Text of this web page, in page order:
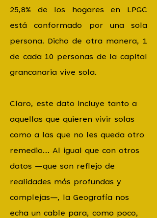
25,8% de los hogares en LPGC
está conformado por una sola
persona. Dicho de otra manera, 1
de cada 10 personas de la capital
grancanaria vive sola.
Claro, este dato incluye tanto a
aquellas que quieren vivir solas
como a las que no les queda otro
remedio… Al igual que con otros
datos —que son reflejo de
realidades más profundas y
complejas—, la Geografía nos
echa un cable para, como poco,